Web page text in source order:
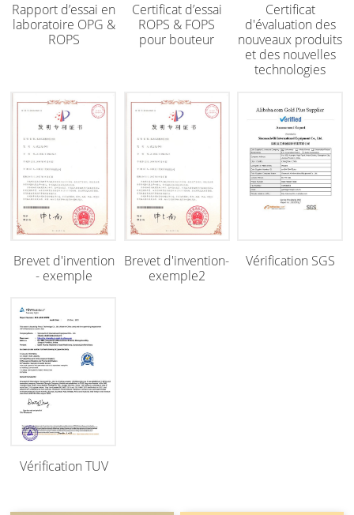
Rapport d’essai en
laboratoire OPG &
ROPS
Certificat d’essai
ROPS & FOPS
pour bouteur
Certificat
d'évaluation des
nouveaux produits
et des nouvelles
technologies
Brevet d'invention
- exemple
Brevet d'invention-
exemple2
Vérification SGS
Vérification TUV